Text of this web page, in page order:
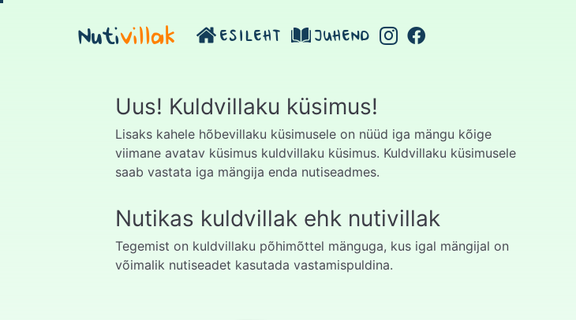
Nutivillak ESILEHT JUHEND
Uus! Kuldvillaku küsimus!
Lisaks kahele hõbevillaku küsimusele on nüüd iga mängu kõige
viimane avatav küsimus kuldvillaku küsimus. Kuldvillaku küsimusele
saab vastata iga mängija enda nutiseadmes.
Nutikas kuldvillak ehk nutivillak
Tegemist on kuldvillaku põhimõttel mänguga, kus igal mängijal on
võimalik nutiseadet kasutada vastamispuldina.